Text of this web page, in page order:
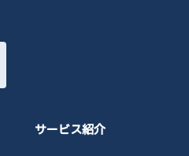
サービス紹介